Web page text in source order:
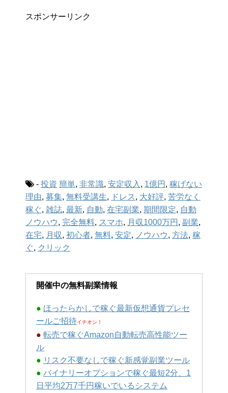
スポンサーリンク
- 投資 簡単, 非常識, 安定収入 , 1億円 , 稼げない
理由, 募集, 無料受講生, ドレス , 大好評, 苦労なく
稼ぐ, 雑誌, 最新, 自動, 在宅副業, 期間限定, 自動
ノウハウ, 完全無料, スマホ, 月収1000万円 , 副業,
在宅, 月収, 初心者, 無料, 安定, ノウハウ, 方法, 稼
ぐ, クリック
開催中の無料副業情報
● ほったらかしで稼ぐ最新仮想通貨プレセ
ールご招待イチオシ！
● 転売で稼ぐAmazon自動転売高性能ツー
ル
● リスク不要なしで稼ぐ新感覚副業ツール
● バイナリーオプションで稼ぐ最短2分、1
日平均2万7千円稼いでいるシステム